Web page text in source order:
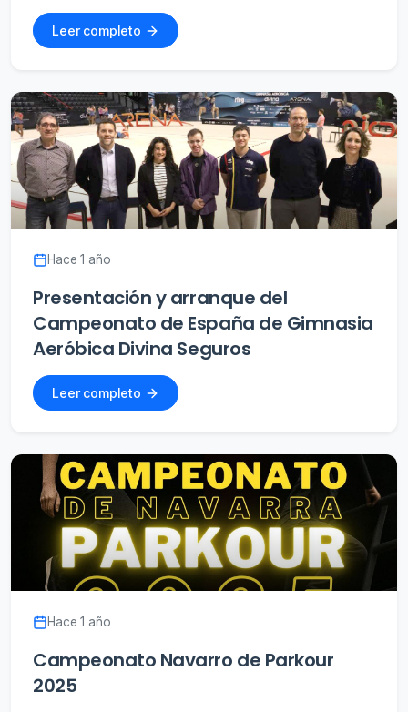
Leer completo
Hace 1 año
Presentación y arranque del
Campeonato de España de Gimnasia
Aeróbica Divina Seguros
Leer completo
Hace 1 año
Campeonato Navarro de Parkour
2025